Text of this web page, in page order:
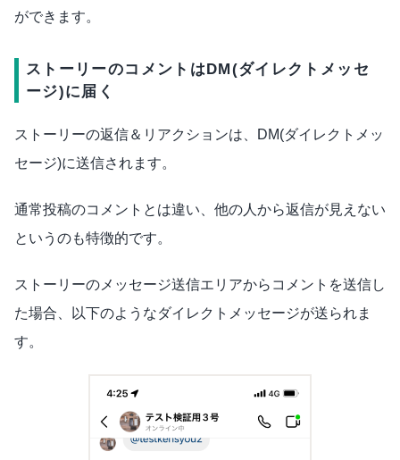
ができます。
ストーリーのコメントはDM(ダイレクトメッセ
ージ)に届く
ストーリーの返信＆リアクションは、DM(ダイレクトメッ
セージ)に送信されます。
通常投稿のコメントとは違い、他の人から返信が見えない
というのも特徴的です。
ストーリーのメッセージ送信エリアからコメントを送信し
た場合、以下のようなダイレクトメッセージが送られま
す。